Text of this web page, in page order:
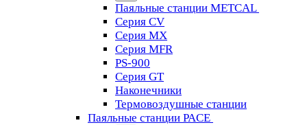
Паяльные станции METCAL
Серия CV
Серия MX
Серия MFR
PS-900
Серия GT
Наконечники
Термовоздушные станции
Паяльные станции PACE